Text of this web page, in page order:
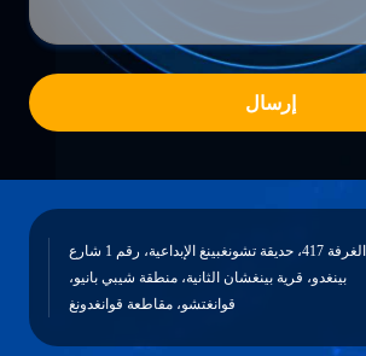
إرسال
الغرفة 417، حديقة تشونغبينغ الإبداعية، رقم 1 شارع
بينغدو، قرية بينغشان الثانية، منطقة شيبي بانيو،
قوانغتشو، مقاطعة قوانغدونغ